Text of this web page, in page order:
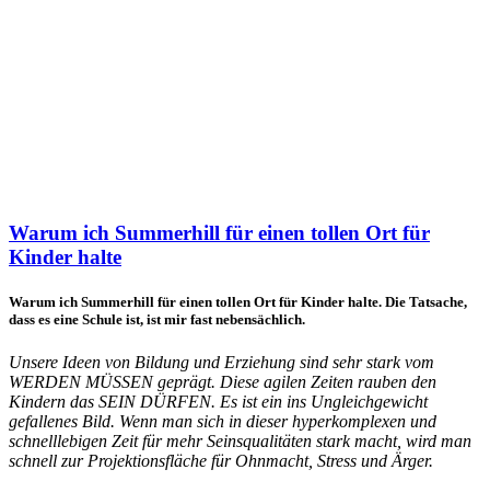
Warum ich Summerhill für einen tollen Ort für
Kinder halte
Warum ich Summerhill für einen tollen Ort für Kinder halte. Die Tatsache,
dass es eine Schule ist, ist mir fast nebensächlich.
Unsere Ideen von Bildung und Erziehung sind sehr stark vom
WERDEN MÜSSEN geprägt. Diese agilen Zeiten rauben den
Kindern das SEIN DÜRFEN. Es ist ein ins Ungleichgewicht
gefallenes Bild. Wenn man sich in dieser hyperkomplexen und
schnelllebigen Zeit für mehr Seinsqualitäten stark macht, wird man
schnell zur Projektionsfläche für Ohnmacht, Stress und Ärger.